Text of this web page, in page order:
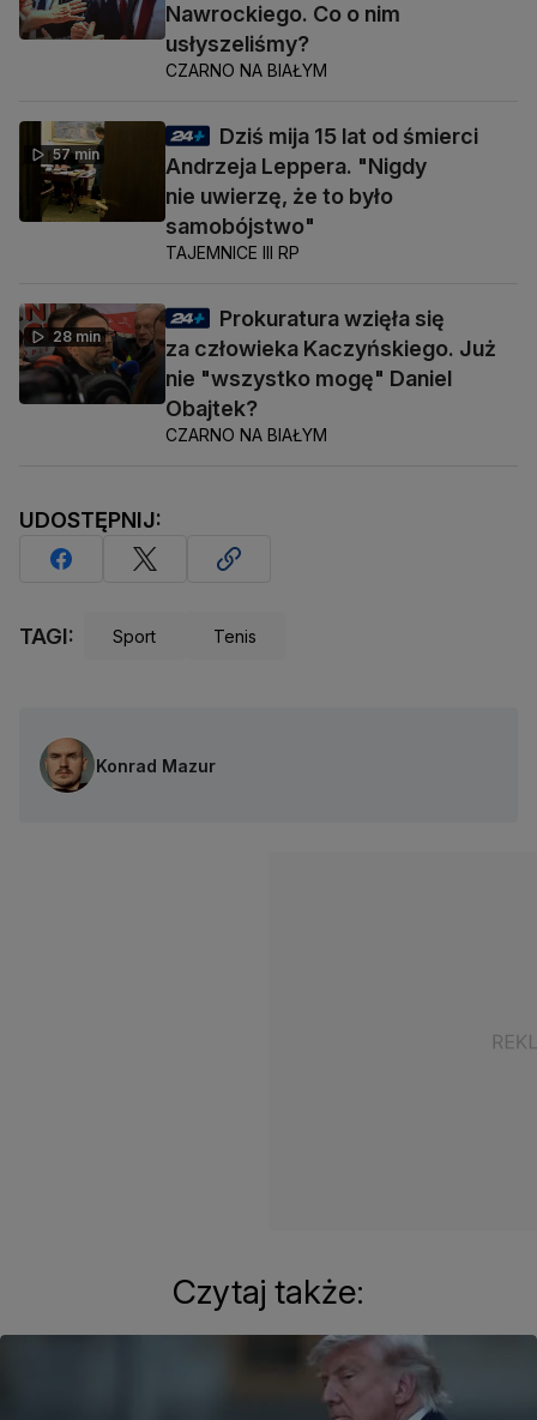
Nawrockiego. Co o nim
usłyszeliśmy?
CZARNO NA BIAŁYM
57 min
Dziś mija 15 lat od śmierci
Andrzeja Leppera. "Nigdy
nie uwierzę, że to było
samobójstwo"
TAJEMNICE III RP
28 min
Prokuratura wzięła się
za człowieka Kaczyńskiego. Już
nie "wszystko mogę" Daniel
Obajtek?
CZARNO NA BIAŁYM
UDOSTĘPNIJ:
TAGI: Sport Tenis
Konrad Mazur
Czytaj także: